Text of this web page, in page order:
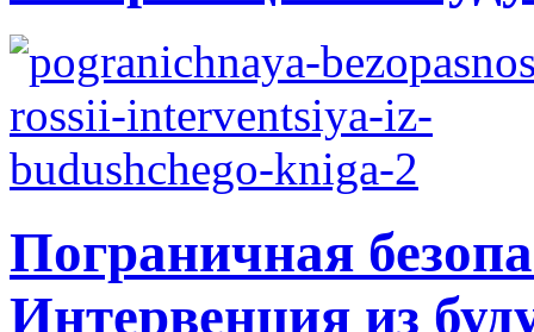
Пограничная
Интервенция из